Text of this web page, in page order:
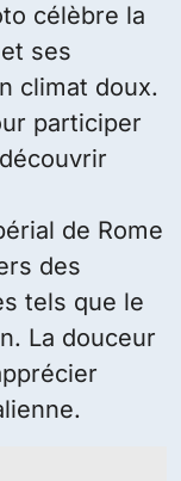
célèbre la
ses
climat doux.
participer
de Rome
des
tels que le
La douceur